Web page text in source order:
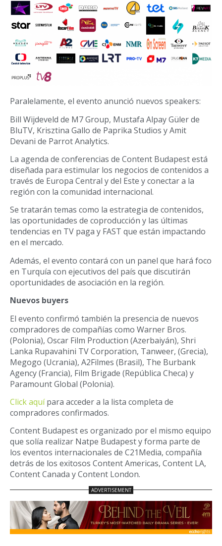
Paralelamente, el evento anunció nuevos speakers:
Bill Wijdeveld de M7 Group, Mustafa Alpay Güler de
BluTV, Krisztina Gallo de Paprika Studios y Amit
Devani de Parrot Analytics.
La agenda de conferencias de Content Budapest está
diseñada para estimular los negocios de contenidos a
través de Europa Central y del Este y conectar a la
región con la comunidad internacional.
Se tratarán temas como la estrategia de contenidos,
las oportunidades de coproducción y las últimas
tendencias en TV paga y FAST que están impactando
en el mercado.
Además, el evento contará con un panel que hará foco
en Turquía con ejecutivos del país que discutirán
oportunidades de asociación en la región.
Nuevos buyers
El evento confirmó también la presencia de nuevos
compradores de compañías como Warner Bros.
(Polonia), Oscar Film Production (Azerbaiyán), Shri
Lanka Rupavahini TV Corporation, Tanweer, (Grecia),
Megogo (Ucrania), A2Filmes (Brasil), The Burbank
Agency (Francia), Film Brigade (República Checa) y
Paramount Global (Polonia).
Click aquípara acceder a la lista completa de
compradores confirmados.
Content Budapest es organizado por el mismo equipo
que solía realizar Natpe Budapest y forma parte de
los eventos internacionales de C21Media, compañía
detrás de los exitosos Content Americas, Content LA,
Content Canada y Content London.